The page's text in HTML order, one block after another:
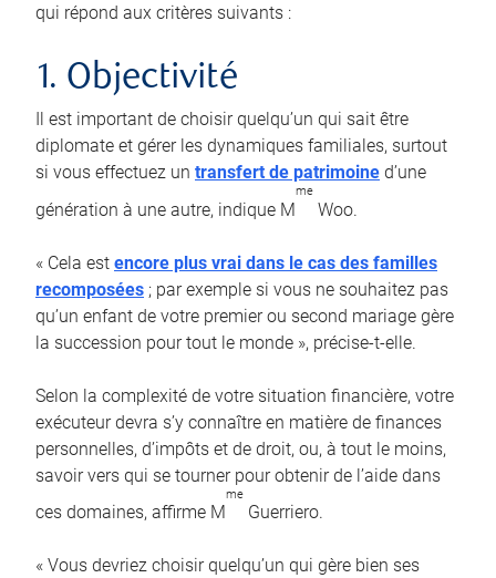
qui répond aux critères suivants :
1. Objectivité
Il est important de choisir quelqu’un qui sait être
diplomate et gérer les dynamiques familiales, surtout
si vous effectuez un transfert de patrimoine d’une
génération à une autre, indique M
me
Woo.
« Cela est encore plus vrai dans le cas des familles
recomposées ; par exemple si vous ne souhaitez pas
qu’un enfant de votre premier ou second mariage gère
la succession pour tout le monde », précise-t-elle.
Selon la complexité de votre situation financière, votre
exécuteur devra s’y connaître en matière de finances
personnelles, d’impôts et de droit, ou, à tout le moins,
savoir vers qui se tourner pour obtenir de l’aide dans
ces domaines, affirme M
me
Guerriero.
« Vous devriez choisir quelqu’un qui gère bien ses